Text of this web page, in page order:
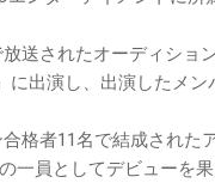
送されたオーディショ
に出演し、出演したメン
格者11名で結成された
の一員としてデビューを